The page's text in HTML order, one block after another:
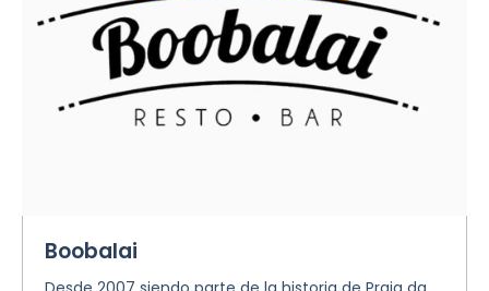
Boobalai